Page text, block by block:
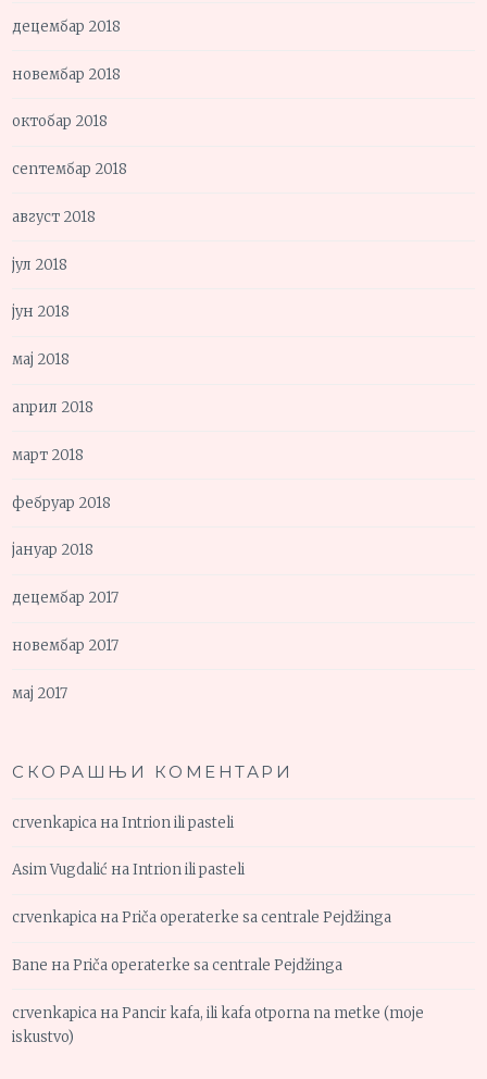
децембар 2018
новембар 2018
октобар 2018
септембар 2018
август 2018
јул 2018
јун 2018
мај 2018
април 2018
март 2018
фебруар 2018
јануар 2018
децембар 2017
новембар 2017
мај 2017
СКОРАШЊИ КОМЕНТАРИ
crvenkapica наIntrion ili pasteli
Asim Vugdalić наIntrion ili pasteli
crvenkapica наPriča operaterke sa centrale Pejdžinga
Bane наPriča operaterke sa centrale Pejdžinga
crvenkapica наPancir kafa, ili kafa otporna na metke (moje
iskustvo)